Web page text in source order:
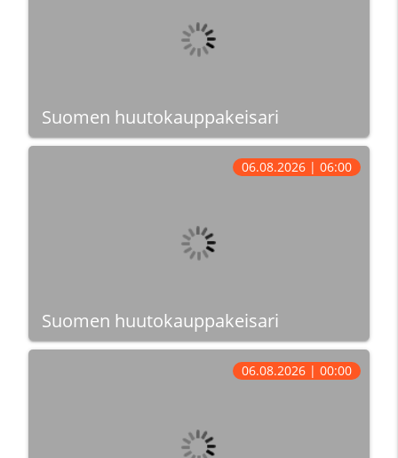
Suomen huutokauppakeisari
Suomen huutokauppakeisari
06.08.2026 | 06:00
06.08.2026 | 00:00